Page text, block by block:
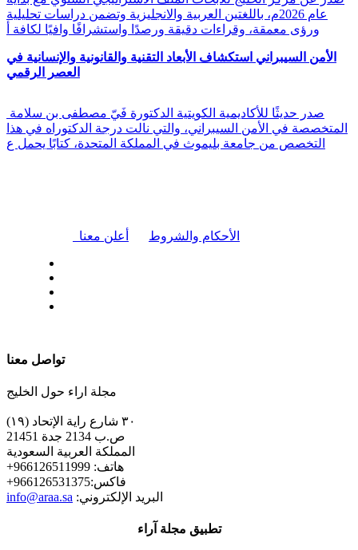
عام 2026م، باللغتين العربية والانجليزية وتضمن دراسات تحليلية
ورؤى معمقة، وقراءات دقيقة ورصدًا واستشرافًا وافيًا لكافة أ
الأمن السيبراني استكشاف الأبعاد التقنية والقانونية والإنسانية في
العصر الرقمي
المتخصصة في الأمن السيبراني، والتي نالت درجة الدكتوراه في هذا
التخصص من جامعة بليموث في المملكة المتحدة، كتابًا يحمل ع
أعلن معنا الأحكام والشروط
تواصل معنا
مجلة اراء حول الخليج
٣٠ شارع راية الإتحاد (١٩)
ص.ب 2134 جدة 21451
المملكة العربية السعودية
+هاتف: 966126511999
+فاكس:966126531375
info@araa.sa :البريد الإلكتروني
تطبيق مجلة آراء